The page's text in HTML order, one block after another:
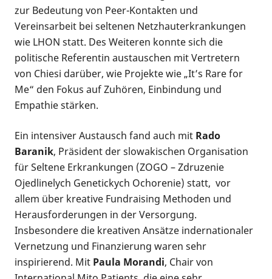
zur Bedeutung von Peer-Kontakten und
Vereinsarbeit bei seltenen Netzhauterkrankungen
wie LHON statt. Des Weiteren konnte sich die
politische Referentin austauschen mit Vertretern
von Chiesi darüber, wie Projekte wie „It’s Rare for
Me“ den Fokus auf Zuhören, Einbindung und
Empathie stärken.
Ein intensiver Austausch fand auch mit Rado
Baranik, Präsident der slowakischen Organisation
für Seltene Erkrankungen (ZOGO – Zdruzenie
Ojedlinelych Genetickych Ochorenie) statt, vor
allem über kreative Fundraising Methoden und
Herausforderungen in der Versorgung.
Insbesondere die kreativen Ansätze indernationaler
Vernetzung und Finanzierung waren sehr
inspirierend. Mit Paula Morandi, Chair von